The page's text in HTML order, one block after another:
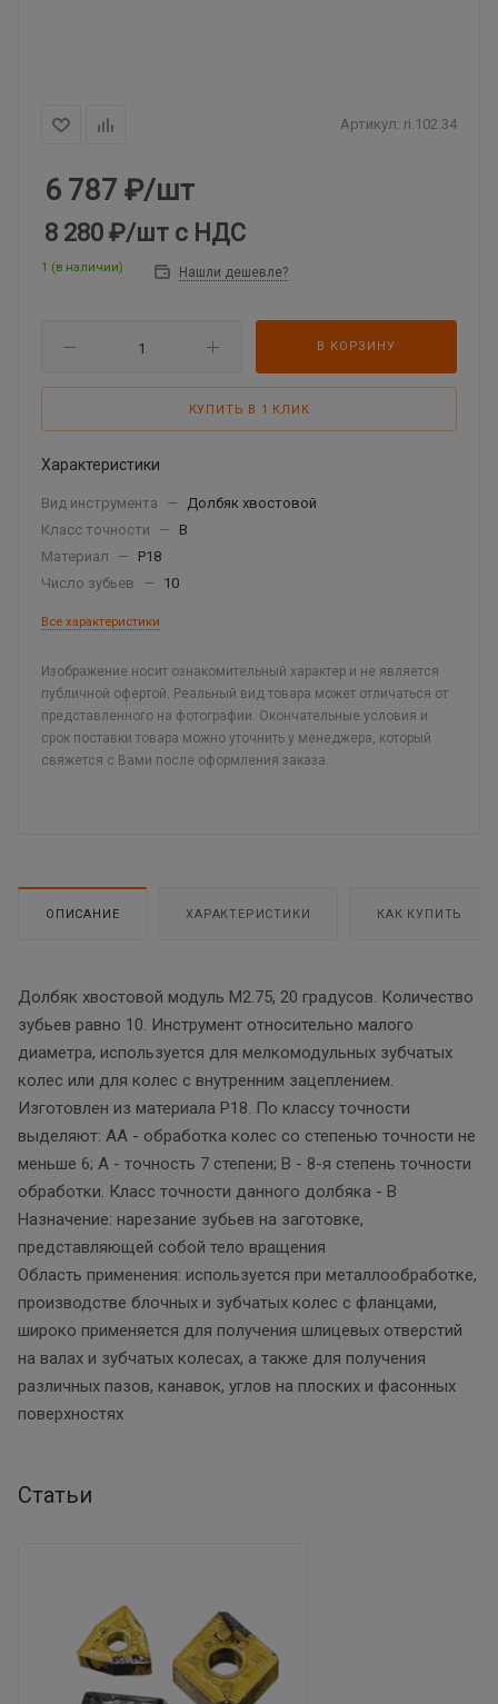
Артикул: ri.102.34
6 787 ₽/шт
8 280 ₽/шт с НДС
1 (в наличии) Нашли дешевле?
В КОРЗИНУ
КУПИТЬ В 1 КЛИК
Характеристики
Вид инструмента —
Долбяк хвостовой
Класс точности
—
В
Материал
—
Р18
Число зубьев
— 10
Все характеристики
Изображение носит ознакомительный характер и не является
публичной офертой. Реальный вид товара может отличаться от
представленного на фотографии. Окончательные условия и
срок поставки товара можно уточнить у менеджера, который
свяжется с Вами после оформления заказа.
ОПИСАНИЕ ХАРАКТЕРИСТИКИ КАК КУПИТЬ
Долбяк хвостовой модуль М2.75, 20 градусов. Количество
зубьев равно 10. Инструмент относительно малого
диаметра, используется для мелкомодульных зубчатых
колес или для колес с внутренним зацеплением.
Изготовлен из материала Р18. По классу точности
выделяют: АА - обработка колес со степенью точности не
меньше 6; А - точность 7 степени; В - 8-я степень точности
обработки. Класс точности данного долбяка - В
Назначение: нарезание зубьев на заготовке,
представляющей собой тело вращения
Область применения: используется при металлообработке,
производстве блочных и зубчатых колес с фланцами,
широко применяется для получения шлицевых отверстий
на валах и зубчатых колесах, а также для получения
различных пазов, канавок, углов на плоских и фасонных
поверхностях
Статьи